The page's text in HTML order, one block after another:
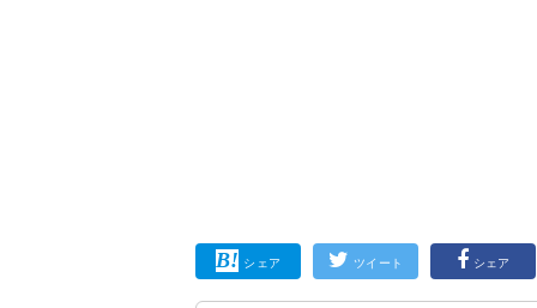
シェア ツイート シェア